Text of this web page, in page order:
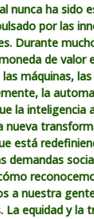
nunca ha sido
por las
Durante
de valor
máquinas,
la
la inteligencia
nueva
está
demandas
a nuestra
La equidad y la